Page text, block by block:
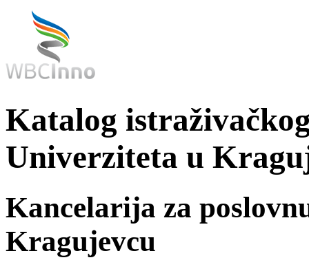
Katalog
Univerziteta u
Kancelarija za
Kragujevcu